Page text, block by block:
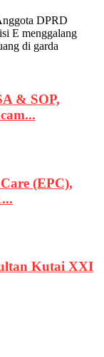
DPRD
E menggalang
di garda
& SOP,
(EPC),
Kutai XXI